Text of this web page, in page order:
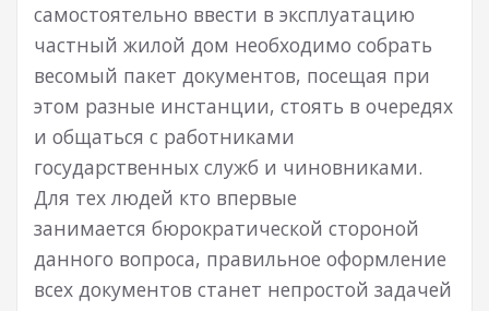
самостоятельно ввести в эксплуатацию
частный жилой дом необходимо собрать
весомый пакет документов, посещая при
этом разные инстанции, стоять в очередях
и общаться с работниками
государственных служб и чиновниками.
Для тех людей кто впервые
занимается бюрократической стороной
данного вопроса, правильное оформление
всех документов станет непростой задачей